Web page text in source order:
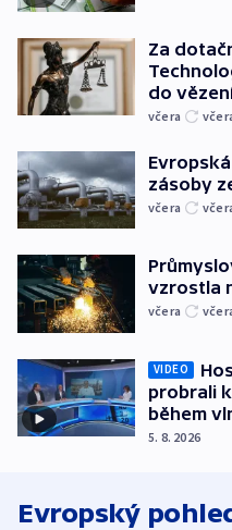
Za
do
včera
zásoby
včera
vzrostla
včera
VIDEO
probrali
během
5. 8. 2026
Evropský